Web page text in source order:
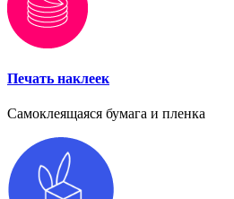
Печать наклеек
Самоклеящаяся бумага и пленка